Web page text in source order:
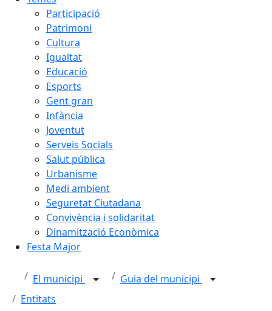
Participació
Patrimoni
Cultura
Igualtat
Educació
Esports
Gent gran
Infància
Joventut
Serveis Socials
Salut pública
Urbanisme
Medi ambient
Seguretat Ciutadana
Convivència i solidaritat
Dinamització Econòmica
Festa Major
El municipi
Guia del municipi
Entitats